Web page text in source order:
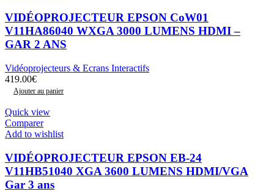
VIDÉOPROJECTEUR EPSON CoW01
V11HA86040 WXGA 3000 LUMENS HDMI –
GAR 2 ANS
Vidéoprojecteurs & Ecrans Interactifs
419.00€
Ajouter au panier
Quick view
Comparer
Add to wishlist
VIDÉOPROJECTEUR EPSON EB-24
V11HB51040 XGA 3600 LUMENS HDMI/VGA
Gar 3 ans